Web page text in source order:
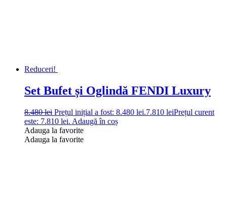
Reduceri!
Set Bufet și Oglindă FENDI Luxury
8.480lei Prețul inițial a fost: 8.480 lei.7.810 leiPrețul curent
este: 7.810 lei. Adaugă în coș
Adauga la favorite
Adauga la favorite